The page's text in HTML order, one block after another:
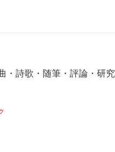
・詩歌・随筆・評論・研究